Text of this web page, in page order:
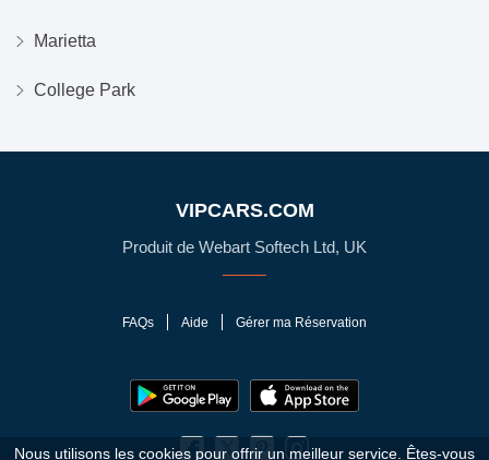
Marietta
College Park
VIPCARS.COM
Produit de Webart Softech Ltd, UK
FAQs Aide Gérer ma Réservation
Nous utilisons les cookies pour offrir un meilleur service. Êtes-vous